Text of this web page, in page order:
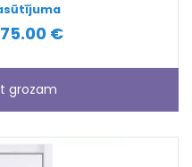
€
grozam